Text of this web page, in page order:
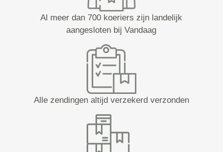
Al meer dan 700 koeriers zijn landelijk
aangesloten bij Vandaag
Alle zendingen altijd verzekerd verzonden